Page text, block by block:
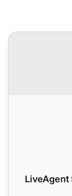
LiveAgent 5.26 –
LiveAgent